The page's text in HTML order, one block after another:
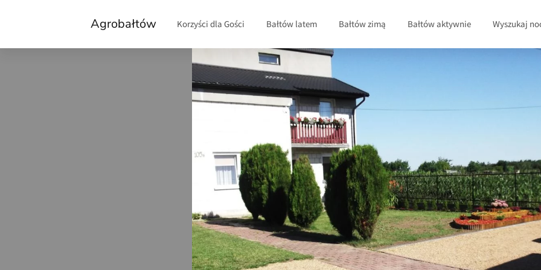
Agrobałtów Korzyści dla Gości Bałtów latem Bałtów zimą Bałtów aktywnie Wyszukaj